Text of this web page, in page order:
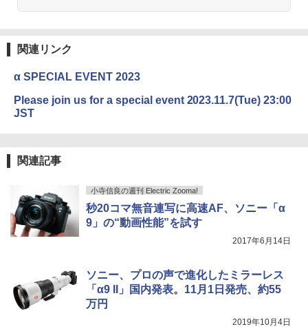
関連リンク
α SPECIAL EVENT 2023
Please join us for a special event 2023.11.7(Tue) 23:00
JST
関連記事
小寺信良の週刊 Electric Zooma!
秒20コマ無音連写に高速AF、ソニー「α
9」の“動画性能”を試す
2017年6月14日
ソニー、プロの声で進化したミラーレス
「α9 II」国内発表。11月1日発売、約55
万円
2019年10月4日